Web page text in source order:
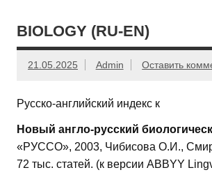
BIOLOGY (RU-EN)
21.05.2025 Admin Оставить
Русско-английский индекс к
Новый англо-русский
«РУССО», 2003, Чибисова О.И.,
72 тыс. статей. (к версии ABBYY